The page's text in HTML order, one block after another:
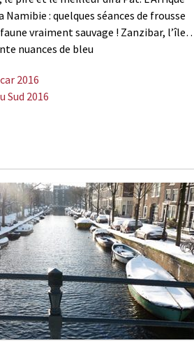
Namibie : quelques séances de frousse
faune vraiment sauvage ! Zanzibar,
nuances de bleu
2016
Sud 2016